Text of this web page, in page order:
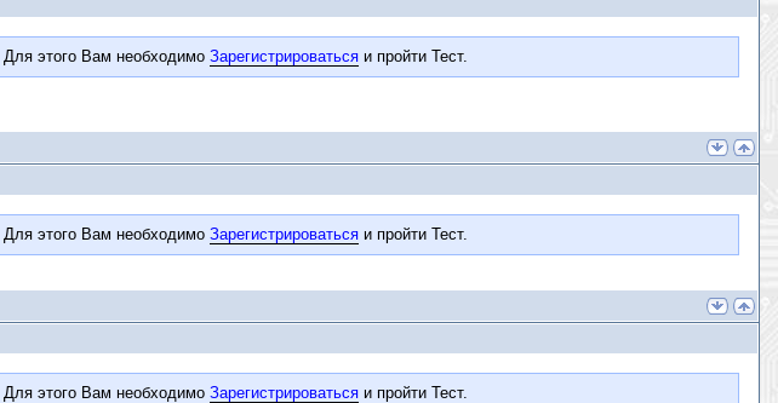
этого Вам необходимо Зарегистрироваться и пройти Тест.
этого Вам необходимо Зарегистрироваться и пройти Тест.
этого Вам необходимо Зарегистрироваться и пройти Тест.